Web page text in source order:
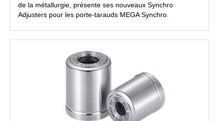
de la métallurgie, présente ses nouveaux Synchro
Adjusters pour les porte-tarauds MEGA Synchro.